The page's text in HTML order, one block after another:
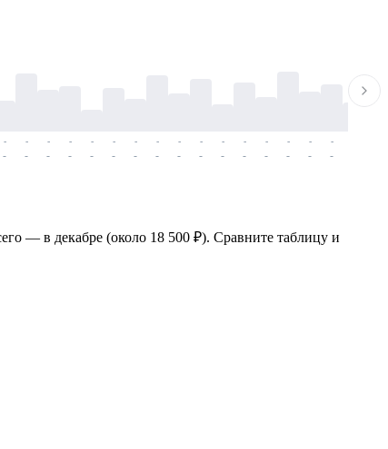
-
-
-
-
-
-
-
-
-
-
-
-
-
-
-
-
-
-
-
-
-
-
-
-
-
-
-
-
-
-
-
-
— в декабре (около 18 500 ₽). Сравните таблицу и